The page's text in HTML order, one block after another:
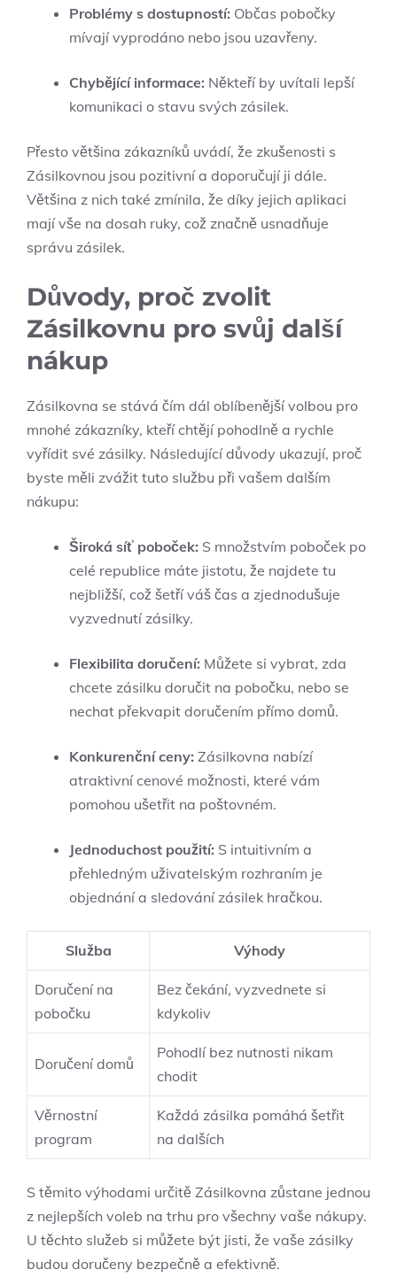
Problémy s dostupností: Občas pobočky
mívají vyprodáno nebo jsou uzavřeny.
Chybějící informace: Někteří by uvítali lepší
komunikaci o stavu svých zásilek.
Přesto většina zákazníků uvádí, že zkušenosti s
Zásilkovnou jsou pozitivní a doporučují ji dále.
Většina z nich také zmínila, že díky jejich aplikaci
mají vše na dosah ruky, což značně usnadňuje
správu zásilek.
Důvody, proč zvolit
Zásilkovnu pro svůj další
nákup
Zásilkovna se stává čím dál oblíbenější volbou pro
mnohé zákazníky, kteří chtějí pohodlně a rychle
vyřídit své zásilky. Následující důvody ukazují, proč
byste měli zvážit tuto službu při vašem dalším
nákupu:
Široká síť poboček: S množstvím poboček po
celé republice máte jistotu, že najdete tu
nejbližší, což šetří váš čas a zjednodušuje
vyzvednutí zásilky.
Flexibilita doručení: Můžete si vybrat, zda
chcete zásilku doručit na pobočku, nebo se
nechat překvapit doručením přímo domů.
Konkurenční ceny: Zásilkovna nabízí
atraktivní cenové možnosti, které vám
pomohou ušetřit na poštovném.
Jednoduchost použití: S intuitivním a
přehledným uživatelským rozhraním je
objednání a sledování zásilek hračkou.
Služba Výhody
Doručení na
pobočku
Bez čekání, vyzvednete si
kdykoliv
Doručení domů
Pohodlí bez nutnosti nikam
chodit
Věrnostní
program
Každá zásilka pomáhá šetřit
na dalších
S těmito výhodami určitě Zásilkovna zůstane jednou
z nejlepších voleb na trhu pro všechny vaše nákupy.
U těchto služeb si můžete být jisti, že vaše zásilky
budou doručeny bezpečně a efektivně.